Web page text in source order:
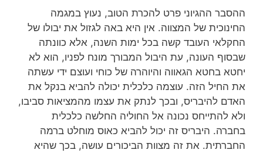
ההסבר ההגיוני פרט להכרת הטוב, נעוץ במגמה
החינוכית של המצווה. אין היא באה לגזול את יבולו של
החקלאי העובד קשה בכל ימות השנה, אלא כוונתה
שבסוף העונה, עת היבול המבורך מונח לפניו, הוא לא
יחטא בחטא הגאווה והיוהרה של כוחי ועוצם ידי עשתה
את החיל הזה. עוצמה כלכלית יכולה להביא בנקל את
האדם להיבריס, ובכך לנתק את עצמו מהמציאות סביבו,
ולא להתייחס נכונה אל החוליה החלשה כלכלית
בחברה. היבריס זה יכול להביא כאוס מוחלט ברמה
החברתית. את זה מצוות הביכורים עושה, בכך שהיא